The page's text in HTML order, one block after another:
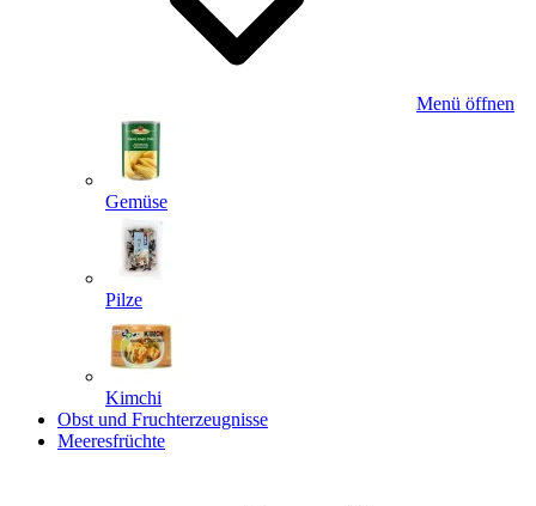
Menü öffnen
Gemüse
Pilze
Kimchi
Obst und Fruchterzeugnisse
Meeresfrüchte